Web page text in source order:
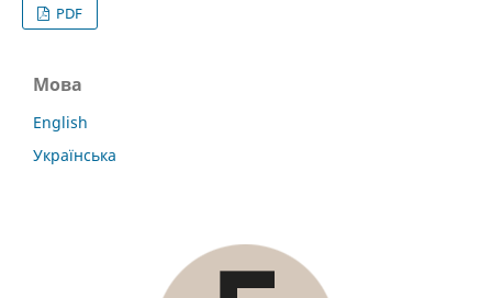
PDF
Мова
English
Українська